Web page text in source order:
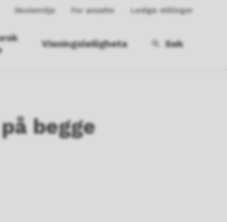
Skolemiljø For ansatte Ledige stillinger
Visningsleiligheta Søk
begge